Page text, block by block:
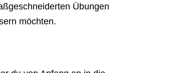
Übungen
möchten.